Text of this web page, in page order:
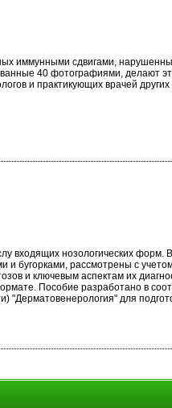
иммунными сдвигами,
40 фотографиями, делают
и практикующих врачей
входящих нозологических форм.
бугорками, рассмотрены с
и ключевым аспектам их
Пособие разработано в
для